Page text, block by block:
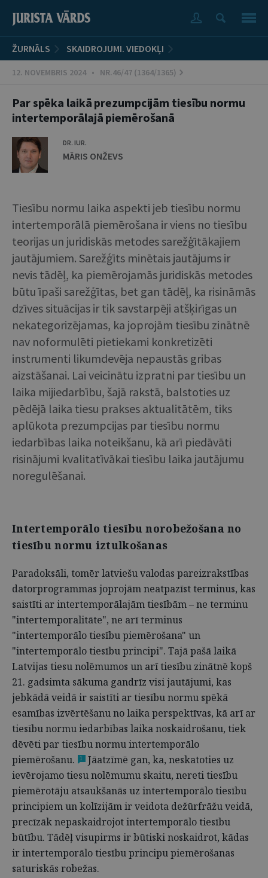
ŽURNĀLS SKAIDROJUMI. VIEDOKĻI
12. NOVEMBRIS 2024 • NR.46/47 (1364/1365)
Par spēka laikā prezumpcijām tiesību normu
intertemporālajā piemērošanā
DR. IUR.
MĀRIS ONŽEVS
Tiesību normu laika aspekti jeb tiesību normu
intertemporālā piemērošana ir viens no tiesību
teorijas un juridiskās metodes sarežģītākajiem
jautājumiem. Sarežģīts minētais jautājums ir
nevis tādēļ, ka piemērojamās juridiskās metodes
būtu īpaši sarežģītas, bet gan tādēļ, ka risināmās
dzīves situācijas ir tik savstarpēji atšķirīgas un
nekategorizējamas, ka joprojām tiesību zinātnē
nav noformulēti pietiekami konkretizēti
instrumenti likumdevēja nepaustās gribas
aizstāšanai. Lai veicinātu izpratni par tiesību un
laika mijiedarbību, šajā rakstā, balstoties uz
pēdējā laika tiesu prakses aktualitātēm, tiks
aplūkota prezumpcijas par tiesību normu
iedarbības laika noteikšanu, kā arī piedāvāti
risinājumi kvalitatīvākai tiesību laika jautājumu
noregulēšanai.
Intertemporālo tiesību norobežošana no
tiesību normu iztulkošanas
Paradoksāli, tomēr latviešu valodas pareizrakstības
datorprogrammas joprojām neatpazīst terminus, kas
saistīti ar intertemporālajām tiesībām – ne terminu
"intertemporalitāte", ne arī terminus
"intertemporālo tiesību piemērošana" un
"intertemporālo tiesību principi". Tajā pašā laikā
Latvijas tiesu nolēmumos un arī tiesību zinātnē kopš
21. gadsimta sākuma gandrīz visi jautājumi, kas
jebkādā veidā ir saistīti ar tiesību normu spēkā
esamības izvērtēšanu no laika perspektīvas, kā arī ar
tiesību normu iedarbības laika noskaidrošanu, tiek
dēvēti par tiesību normu intertemporālo
piemērošanu.
1
Jāatzīmē gan, ka, neskatoties uz
ievērojamo tiesu nolēmumu skaitu, nereti tiesību
piemērotāju atsaukšanās uz intertemporālo tiesību
principiem un kolīzijām ir veidota dežūrfrāžu veidā,
precīzāk nepaskaidrojot intertemporālo tiesību
būtību. Tādēļ visupirms ir būtiski noskaidrot, kādas
ir intertemporālo tiesību principu piemērošanas
saturiskās robežas.